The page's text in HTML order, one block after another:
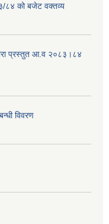
८४ को बजेट वक्तव्य
प्रस्तुत आ.व‍ २०८३।८४
विवरण